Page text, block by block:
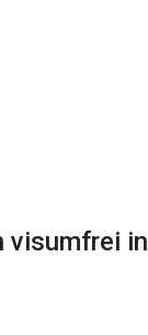
visumfrei in